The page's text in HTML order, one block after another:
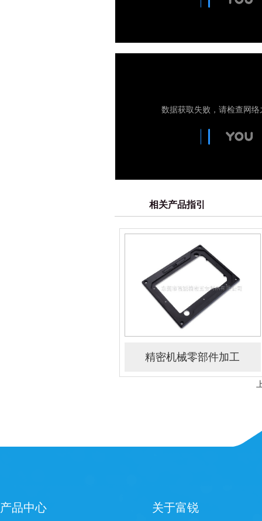
相关产品指引
精密机械零部件加工
产品中心 关于富锐